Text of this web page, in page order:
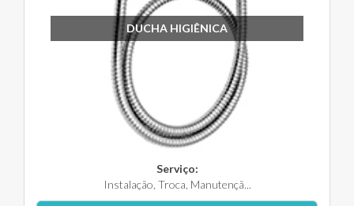
DUCHA HIGIÊNICA
Serviço:
Instalação, Troca, Manutençã...